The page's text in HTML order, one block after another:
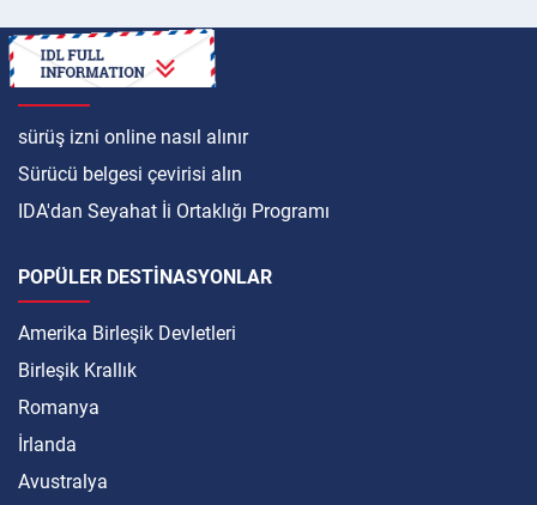
ULUSLARARASI
sürüş izni online nasıl alınır
Sürücü belgesi çevirisi alın
IDA'dan Seyahat İi Ortaklığı Programı
POPÜLER DESTINASYONLAR
Amerika Birleşik Devletleri
Birleşik Krallık
Romanya
İrlanda
Avustralya